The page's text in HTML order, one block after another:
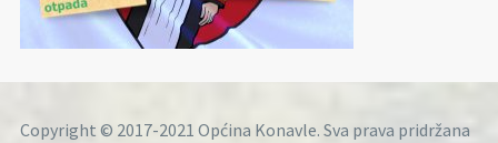
Copyright © 2017-2021 Općina Konavle. Sva prava pridržana